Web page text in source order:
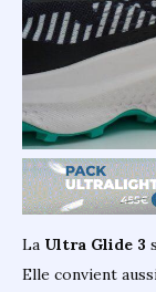
La Ultra Glide 3
Elle convient